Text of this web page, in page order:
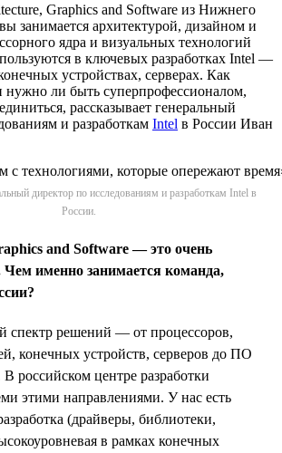
Graphics and Software из Нижнего
занимается архитектурой, дизайном и
ядра и визуальных технологий
в ключевых разработках Intel —
устройствах, серверах. Как
нужно ли быть суперпрофессионалом,
рассказывает генеральный
и разработкам Intel в России Иван
директор по исследованиям и разработкам Intel в
России.
and Software —это очень
Чем именно занимается команда,
решений — от процессоров,
конечных устройств, серверов до ПО
В российском центре разработки
этими направлениями. У нас есть
(драйверы, библиотеки,
в рамках конечных